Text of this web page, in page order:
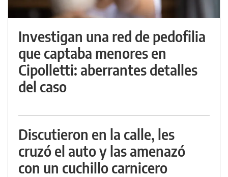
Investigan una red de pedofilia
que captaba menores en
Cipolletti: aberrantes detalles
del caso
Discutieron en la calle, les
cruzó el auto y las amenazó
con un cuchillo carnicero